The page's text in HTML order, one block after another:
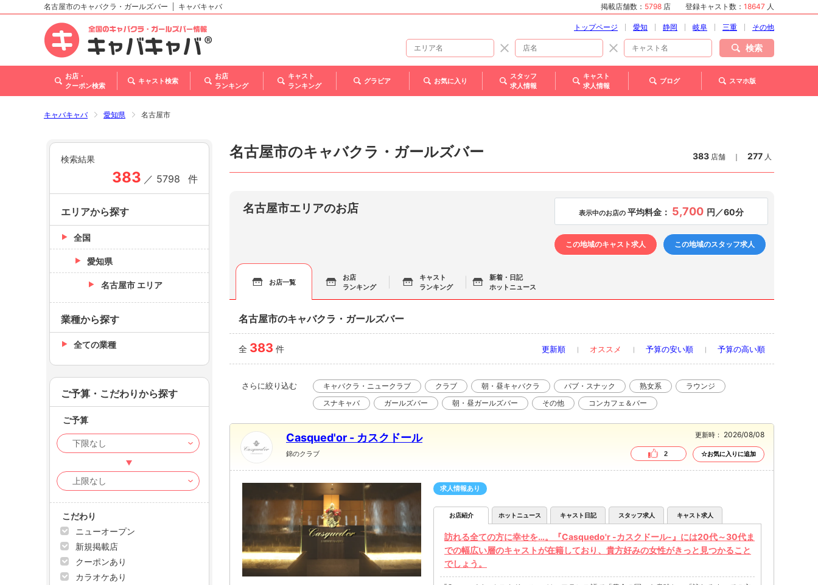
北海道
東北
甲信越・北陸
関西
名古屋市のキャバクラ・ガールズバー キャバキャバ 掲載店舗数： 5798 店 登録キャスト数： 18647 人
トップページ 愛知 静岡 岐阜 三重 その他
検索
お店・
クーポン検索
キャスト検索
お店
ランキング
キャスト
ランキング
グラビア お気に入り
スタッフ
求人情報
キャスト
求人情報
ブログ スマホ版
キャバキャバ 愛知県 名古屋市
名古屋市のキャバクラ・ガールズバー 383 店舗 ｜ 277 人
名古屋市エリアのお店 表示中のお店の 平均料金： 5,700 円／60分
この地域のキャスト求人 この地域のスタッフ求人
お店一覧
お店
ランキング
キャスト
ランキング
新着・日記
ホットニュース
名古屋市のキャバクラ・ガールズバー
全 383 件 更新順 オススメ 予算の安い順 予算の高い順
さらに絞り込む キャバクラ・ニュークラブ クラブ 朝・昼キャバクラ パブ・スナック 熟女系
ラウンジ
スナキャバ
ガールズバー 朝・昼ガールズバー その他 コンカフェ＆バー
Casqued'or - カスクドール
錦のクラブ
更新時： 2026/08/08
2 ☆お気に入りに追加
求人情報あり
お店紹介 ホットニュース キャスト日記 スタッフ求人 キャスト求人
訪れる全ての方に幸せを…。『Casquedo'r -カスクドール-』には20代～30代ま
での幅広い層のキャストが在籍しており、貴方好みの女性がきっと見つかること
でしょう。
検索結果
383 ／ 5798 件
エリアから探す
全国
愛知県
名古屋市 エリア
業種から探す
全ての業種
ご予算・こだわりから探す
ご予算
こだわり
ニューオープン
新規掲載店
クーポンあり
カラオケあり